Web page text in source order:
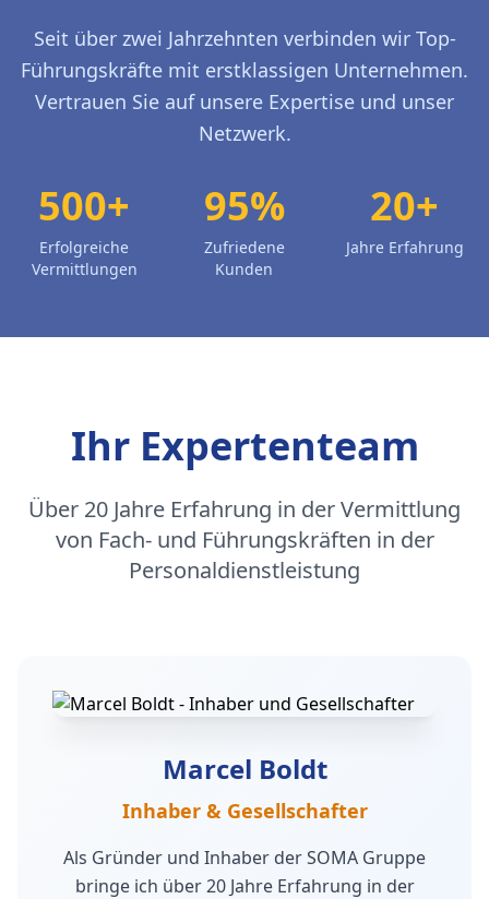
Seit über zwei Jahrzehnten verbinden wir Top-
Führungskräfte mit erstklassigen Unternehmen.
Vertrauen Sie auf unsere Expertise und unser
Netzwerk.
500+
Erfolgreiche
Vermittlungen
95%
Zufriedene
Kunden
20+
Jahre Erfahrung
Ihr Expertenteam
Über 20 Jahre Erfahrung in der Vermittlung
von Fach- und Führungskräften in der
Personaldienstleistung
Marcel Boldt
Inhaber & Gesellschafter
Als Gründer und Inhaber der SOMA Gruppe
bringe ich über 20 Jahre Erfahrung in der